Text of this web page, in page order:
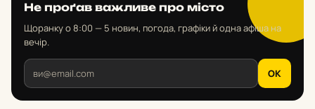
Не проґав важливе про місто
Щоранку о 8:00 — 5 новин, погода, графіки й одна афіша на
вечір.
OK